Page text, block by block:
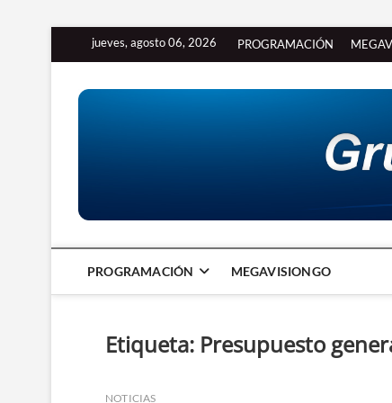
jueves, agosto 06, 2026 PROGRAMACIÓN
PROGRAMACIÓN MEGAVISIONGO
Etiqueta: Presupuesto
NOTICIAS